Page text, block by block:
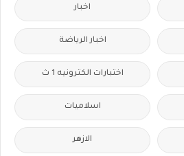
اخبار
اخبار الرياضة
اختبارات الكترونيه 1 ث
اسلاميات
الازهر